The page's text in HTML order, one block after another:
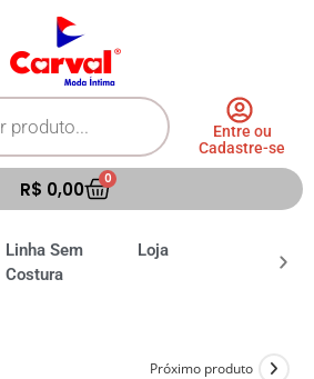
Entre ou
Cadastre-se
R$ 0,00 0
Linha Sem
Costura
Loja
Próximo produto